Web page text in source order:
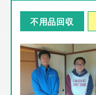
不用品回収